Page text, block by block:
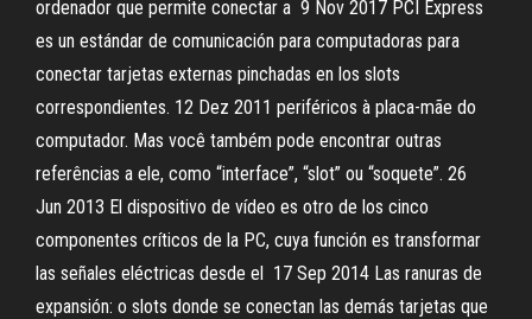
ordenador que permite conectar a 9 Nov 2017 PCI Express
es un estándar de comunicación para computadoras para
conectar tarjetas externas pinchadas en los slots
correspondientes. 12 Dez 2011 periféricos à placa-mãe do
computador. Mas você também pode encontrar outras
referências a ele, como “interface”, “slot” ou “soquete”. 26
Jun 2013 El dispositivo de vídeo es otro de los cinco
componentes críticos de la PC, cuya función es transformar
las señales eléctricas desde el 17 Sep 2014 Las ranuras de
expansión: o slots donde se conectan las demás tarjetas que